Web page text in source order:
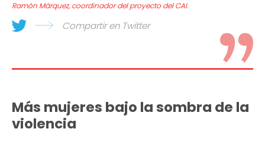
Ramón Márquez, coordinador del proyecto del CAI.
Compartir en Twitter
Más mujeres bajo la sombra de la
violencia